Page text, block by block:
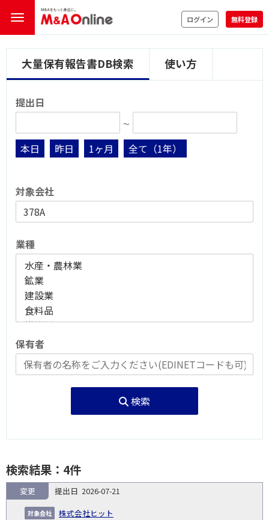
ログイン 無料登録
大量保有報告書DB検索 使い方
提出日
∼
本日
昨日 1ヶ月 全て（1年）
対象会社
業種
保有者
検索
検索結果：4件
告
義
提
証券
対
2026-07-21
株式会社ヒット
変更